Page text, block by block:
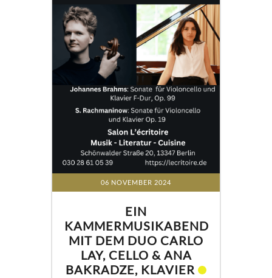
06 NOVEMBER 2024
EIN
KAMMERMUSIKABEND
MIT DEM DUO CARLO
LAY, CELLO & ANA
BAKRADZE, KLAVIER